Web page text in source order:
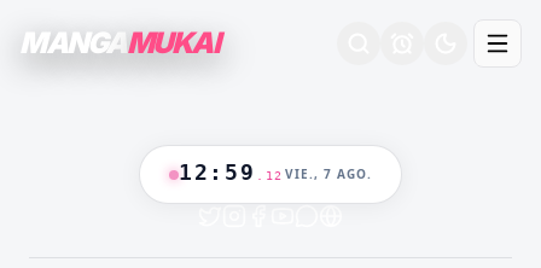
MANGA MUKAI
12 : 59 13 VIE., 7 AGO.